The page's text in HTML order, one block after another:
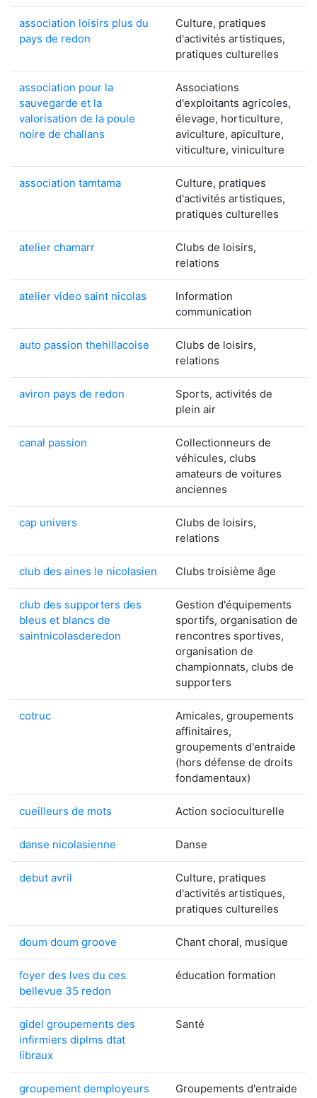
association loisirs plus du
pays de redon
Culture, pratiques
d'activités artistiques,
pratiques culturelles
association pour la
sauvegarde et la
valorisation de la poule
noire de challans
Associations
d'exploitants agricoles,
élevage, horticulture,
aviculture, apiculture,
viticulture, viniculture
association tamtama
Culture, pratiques
d'activités artistiques,
pratiques culturelles
atelier chamarr
Clubs de loisirs,
relations
atelier video saint nicolas
Information
communication
auto passion thehillacoise
Clubs de loisirs,
relations
aviron pays de redon
Sports, activités de
plein air
canal passion
Collectionneurs de
véhicules, clubs
amateurs de voitures
anciennes
cap univers
Clubs de loisirs,
relations
club des aines le nicolasien Clubs troisième âge
club des supporters des
bleus et blancs de
saintnicolasderedon
Gestion d'équipements
sportifs, organisation de
rencontres sportives,
organisation de
championnats, clubs de
supporters
cotruc
Amicales, groupements
affinitaires,
groupements d'entraide
(hors défense de droits
fondamentaux)
cueilleurs de mots Action socioculturelle
danse nicolasienne Danse
debut avril
Culture, pratiques
d'activités artistiques,
pratiques culturelles
doum doum groove Chant choral, musique
foyer des lves du ces
bellevue 35 redon
éducation formation
gidel groupements des
infirmiers diplms dtat
libraux
Santé
groupement demployeurs
Groupements d'entraide